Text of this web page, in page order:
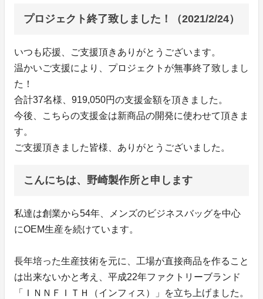
プロジェクト終了致しました！（2021/2/24）
いつも応援、ご支援頂きありがとうございます。
温かいご支援により、プロジェクトが無事終了致しまし
た！
合計37名様、919,050円の支援金額を頂きました。
今後、こちらの支援金は新商品の開発に使わせて頂きま
す。
ご支援頂きました皆様、ありがとうございました。
こんにちは、野崎製作所と申します
私達は創業から54年、メンズのビジネスバッグを中心
にOEM生産を続けています。
長年培った生産技術を元に、工場が直接商品を作ること
は出来ないかと考え、平成22年ファクトリーブランド
「ＩＮＮＦＩＴＨ（インフィス）」を立ち上げました。